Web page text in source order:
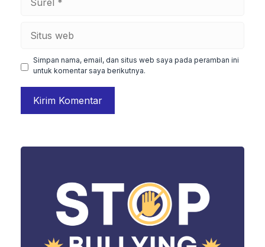
Simpan nama, email, dan situs web saya pada peramban ini
untuk komentar saya berikutnya.